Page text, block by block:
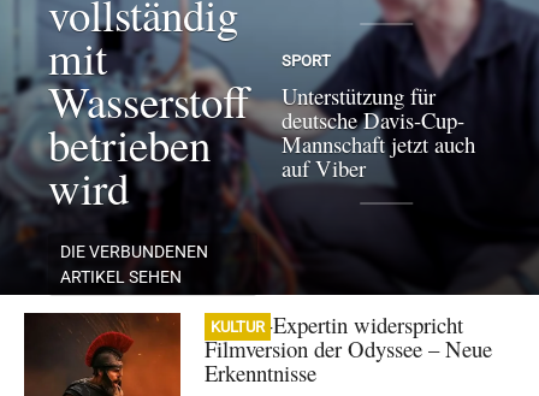
vollständig
mit
Wasserstoff
betrieben
wird
DIE VERBUNDENEN
ARTIKEL SEHEN
SPORT
Unterstützung für
deutsche Davis-Cup-
Mannschaft jetzt auch
auf Viber
KULTUR
Homer-Expertin widerspricht
Filmversion der Odyssee – Neue
Erkenntnisse